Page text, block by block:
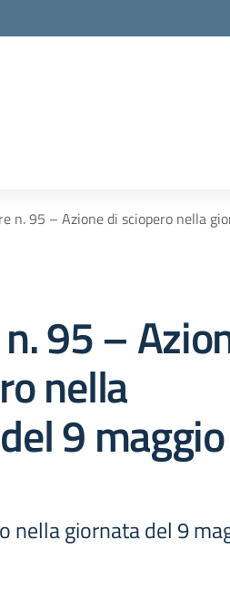
n. 95 – Azione di sciopero nella
95 –
nella
9 maggio
nella giornata del 9